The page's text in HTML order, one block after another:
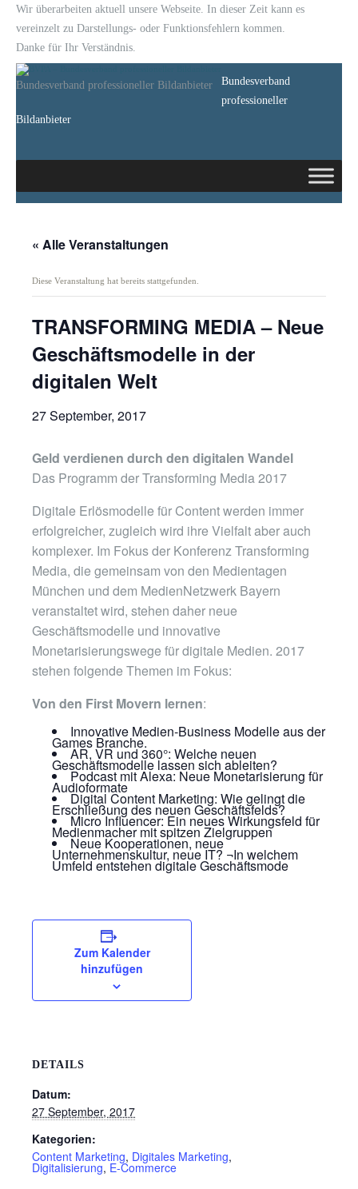
Wir überarbeiten aktuell unsere Webseite. In dieser Zeit kann es
vereinzelt zu Darstellungs- oder Funktionsfehlern kommen.
Danke für Ihr Verständnis.
Bundesverband professioneller Bildanbieter
Bundesverband
professioneller
Bildanbieter
« Alle Veranstaltungen
Diese Veranstaltung hat bereits stattgefunden.
TRANSFORMING MEDIA – Neue
Geschäftsmodelle in der
digitalen Welt
27 September, 2017
Geld verdienen durch den digitalen Wandel
Das Programm der Transforming Media 2017
Digitale Erlösmodelle für Content werden immer
erfolgreicher, zugleich wird ihre Vielfalt aber auch
komplexer. Im Fokus der Konferenz Transforming
Media, die gemeinsam von den Medientagen
München und dem MedienNetzwerk Bayern
veranstaltet wird, stehen daher neue
Geschäftsmodelle und innovative
Monetarisierungswege für digitale Medien. 2017
stehen folgende Themen im Fokus:
Von den First Movern lernen:
Innovative Medien-Business Modelle aus der
Games Branche.
AR, VR und 360°: Welche neuen
Geschäftsmodelle lassen sich ableiten?
Podcast mit Alexa: Neue Monetarisierung für
Audioformate
Digital Content Marketing: Wie gelingt die
Erschließung des neuen Geschäftsfelds?
Micro Influencer: Ein neues Wirkungsfeld für
Medienmacher mit spitzen Zielgruppen
Neue Kooperationen, neue
Unternehmenskultur, neue IT? ¬In welchem
Umfeld entstehen digitale Geschäftsmode
Zum Kalender
hinzufügen
DETAILS
Datum:
27 September, 2017
Kategorien:
Content Marketing, Digitales Marketing,
Digitalisierung, E-Commerce